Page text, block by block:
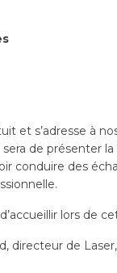
et s’adresse à
sera de présenter
conduire des
lors de
directeur de